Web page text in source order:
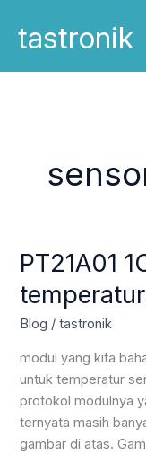
content
tastronik
PT21A01
Blog /tastronik
modul yang kita
untuk temperatur
protokol modulnya
ternyata masih
gambar di atas.